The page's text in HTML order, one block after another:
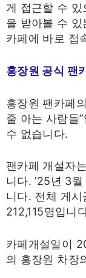
게 접근할 수
을 받아볼 수
카페에 바로 접
홍장원 공식 팬
홍장원 팬카페
줄 아는 사람들
수 없습니다.
팬카페 개설자
니다. ’25년 3
니다. 전체 게
212,115명입니
카페개설일이
의 홍장원 차장